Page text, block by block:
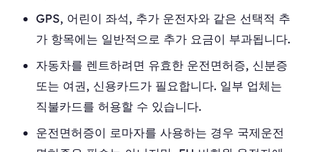
GPS, 어린이 좌석, 추가 운전자와 같은 선택적 추
가 항목에는 일반적으로 추가 요금이 부과됩니다.
자동차를 렌트하려면 유효한 운전면허증, 신분증
또는 여권, 신용카드가 필요합니다. 일부 업체는
직불카드를 허용할 수 있습니다.
운전면허증이 로마자를 사용하는 경우 국제운전